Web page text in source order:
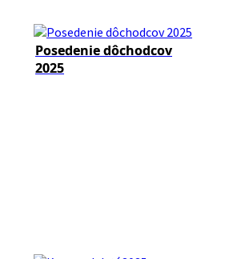
Posedenie dôchodcov
2025